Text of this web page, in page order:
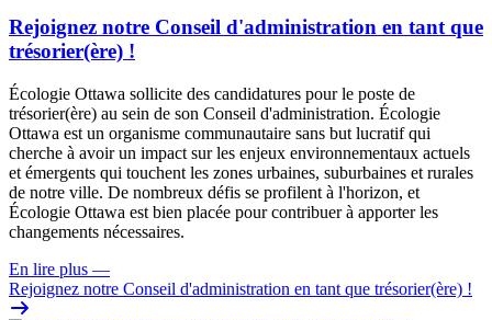
Rejoignez notre Conseil d'administration en tant que
trésorier(ère) !
Écologie Ottawa sollicite des candidatures pour le poste de
trésorier(ère) au sein de son Conseil d'administration. Écologie
Ottawa est un organisme communautaire sans but lucratif qui
cherche à avoir un impact sur les enjeux environnementaux actuels
et émergents qui touchent les zones urbaines, suburbaines et rurales
de notre ville. De nombreux défis se profilent à l'horizon, et
Écologie Ottawa est bien placée pour contribuer à apporter les
changements nécessaires.
En lire plus —
Rejoignez notre Conseil d'administration en tant que trésorier(ère) !